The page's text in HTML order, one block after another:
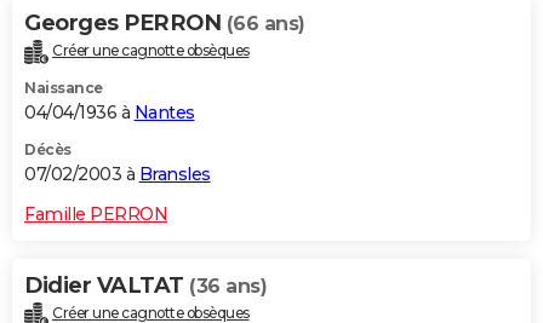
Georges PERRON (66 ans)
Créer une cagnotte obsèques
Naissance
04/04/1936 à Nantes
Décès
07/02/2003 à Bransles
Famille PERRON
Didier VALTAT (36 ans)
Créer une cagnotte obsèques